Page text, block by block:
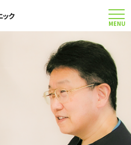
矯正治療について
当院のこだわり
MENU